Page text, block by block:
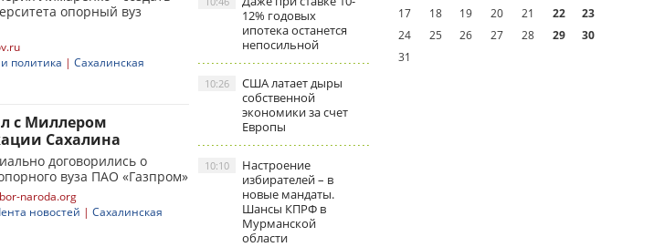
опорный вуз
политика | Сахалинская
с Миллером
Сахалина
договорились о
вуза ПАО «Газпром»
naroda.org
новостей | Сахалинская
12% годовых
ипотека останется
непосильной
США латает дыры
собственной
экономики за счет
Европы
10:26
Настроение
избирателей – в
новые мандаты.
Шансы КПРФ в
Мурманской
области
10:10
17
18 19 20 21 22
23
24
25 26 27 28 29
30
31